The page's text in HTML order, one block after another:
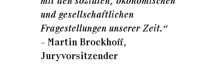
und gesellschaftlichen
Fragestellungen unserer Zeit.“
– Martin Brockhoff,
Juryvorsitzender